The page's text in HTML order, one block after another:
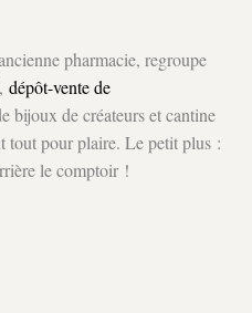
pharmacie, regroupe
dépôt-vente de
bijoux de créateurs et cantine
tout pour plaire. Le petit plus :
le comptoir !